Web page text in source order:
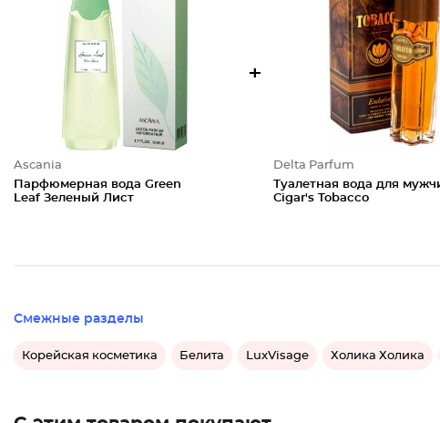
Ascania
Парфюмерная вода Green
Leaf Зеленый Лист
+
Delta Parfum
Туалетная вода для
Cigar's Tobacco
Смежные разделы
Корейская косметика Белита LuxVisage Холика Холика